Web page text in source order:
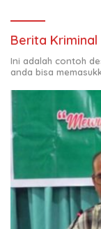
Berita Kriminal
Ini adalah contoh
anda bisa